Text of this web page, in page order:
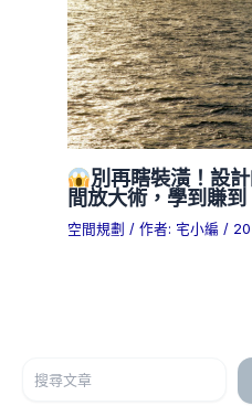
別再瞎裝潢！設
間放大術，學到賺到
空間規劃 / 作者: 宅小編/